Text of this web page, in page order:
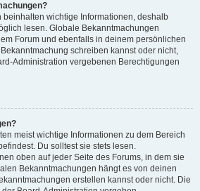
wichtige Informationen, deshalb
lesen. Globale Bekanntmachungen
Forum und ebenfalls in deinem persönlichen
schreiben kannst oder nicht,
Administration vergebenen Berechtigungen
meist wichtige Informationen zu dem Bereich
Du solltest sie stets lesen.
oben auf jeder Seite des Forums, in dem sie
Bekanntmachungen hängt es von deinen
erstellen kannst oder nicht. Die